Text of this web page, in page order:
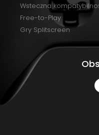
Wsteczna
Free-to-Play
Gry Splitscreen